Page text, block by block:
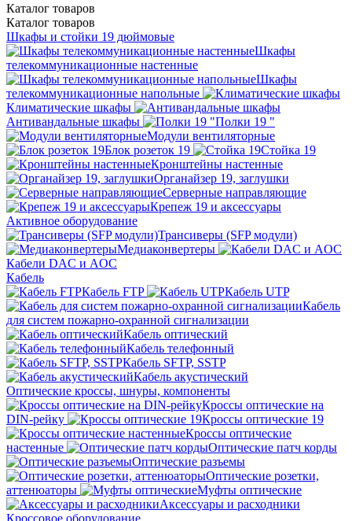
Каталог товаров
Каталог товаров
Шкафы и стойки 19 дюймовые
Шкафы
телекоммуникационные настенные
Шкафы
телекоммуникационные напольные
Климатические шкафы
Антивандальные шкафы
Полки 19 "
Модули вентиляторные
Блок розеток 19
Стойка 19
Кронштейны настенные
Органайзер 19, заглушки
Серверные направляющие
Крепеж 19 и аксессуары
Активное оборудование
Трансиверы (SFP модули)
Медиаконвертеры
Кабели DAC и AOC
Кабель
Кабель FTP
Кабель UTP
Кабель
для систем пожарно-охранной сигнализации
Кабель оптический
Кабель телефонный
Кабель SFTP, SSTP
Кабель акустический
Оптические кроссы, шнуры, компоненты
Кроссы оптические на
DIN-рейку
Кроссы оптические 19
Кроссы оптические
настенные
Оптические патч корды
Оптические разъемы
Оптические розетки,
аттенюаторы
Муфты оптические
Аксессуары и расходники
Кроссовое оборудование